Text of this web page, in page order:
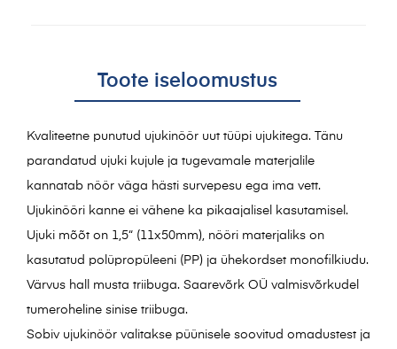
Toote iseloomustus
Kvaliteetne punutud ujukinöör uut tüüpi ujukitega. Tänu
parandatud ujuki kujule ja tugevamale materjalile
kannatab nöör väga hästi survepesu ega ima vett.
Ujukinööri kanne ei vähene ka pikaajalisel kasutamisel.
Ujuki mõõt on 1,5“ (11x50mm), nööri materjaliks on
kasutatud polüpropüleeni (PP) ja ühekordset monofilkiudu.
Värvus hall musta triibuga. Saarevõrk OÜ valmisvõrkudel
tumeroheline sinise triibuga.
Sobiv ujukinöör valitakse püünisele soovitud omadustest ja